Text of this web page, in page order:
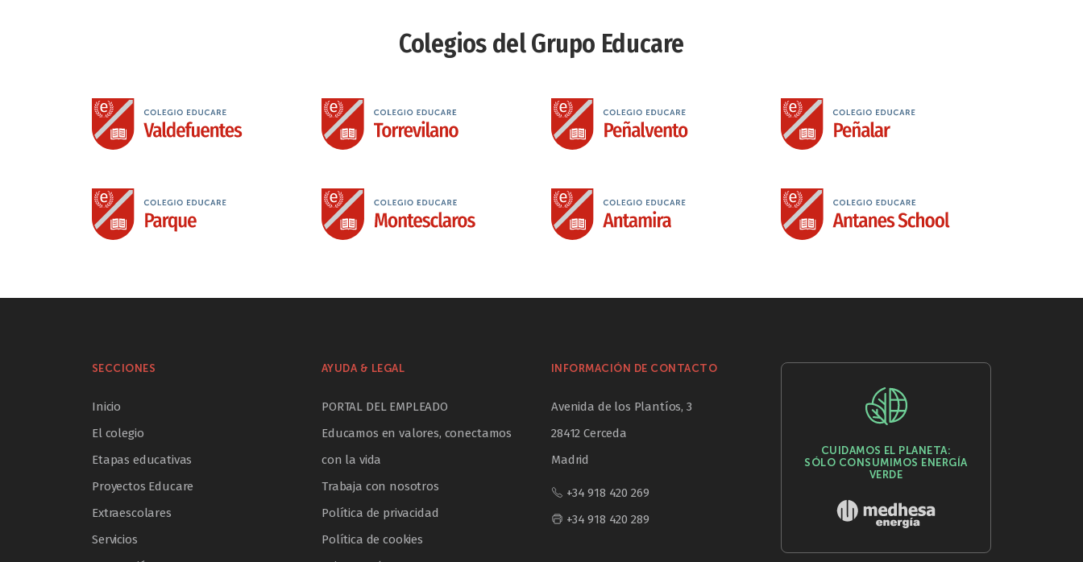
Colegios del Grupo Educare
SECCIONES
Inicio
El colegio
Etapas educativas
Proyectos Educare
Extraescolares
Servicios
AYUDA & LEGAL
PORTAL DEL EMPLEADO
Educamos en valores, conectamos
con la vida
Trabaja con nosotros
Política de privacidad
Política de cookies
INFORMACIÓN DE CONTACTO
Avenida de los Plantíos, 3
28412 Cerceda
Madrid
+34 918 420 269
+34 918 420 289
CUIDAMOS EL PLANETA:
SÓLO CONSUMIMOS ENERGÍA
VERDE